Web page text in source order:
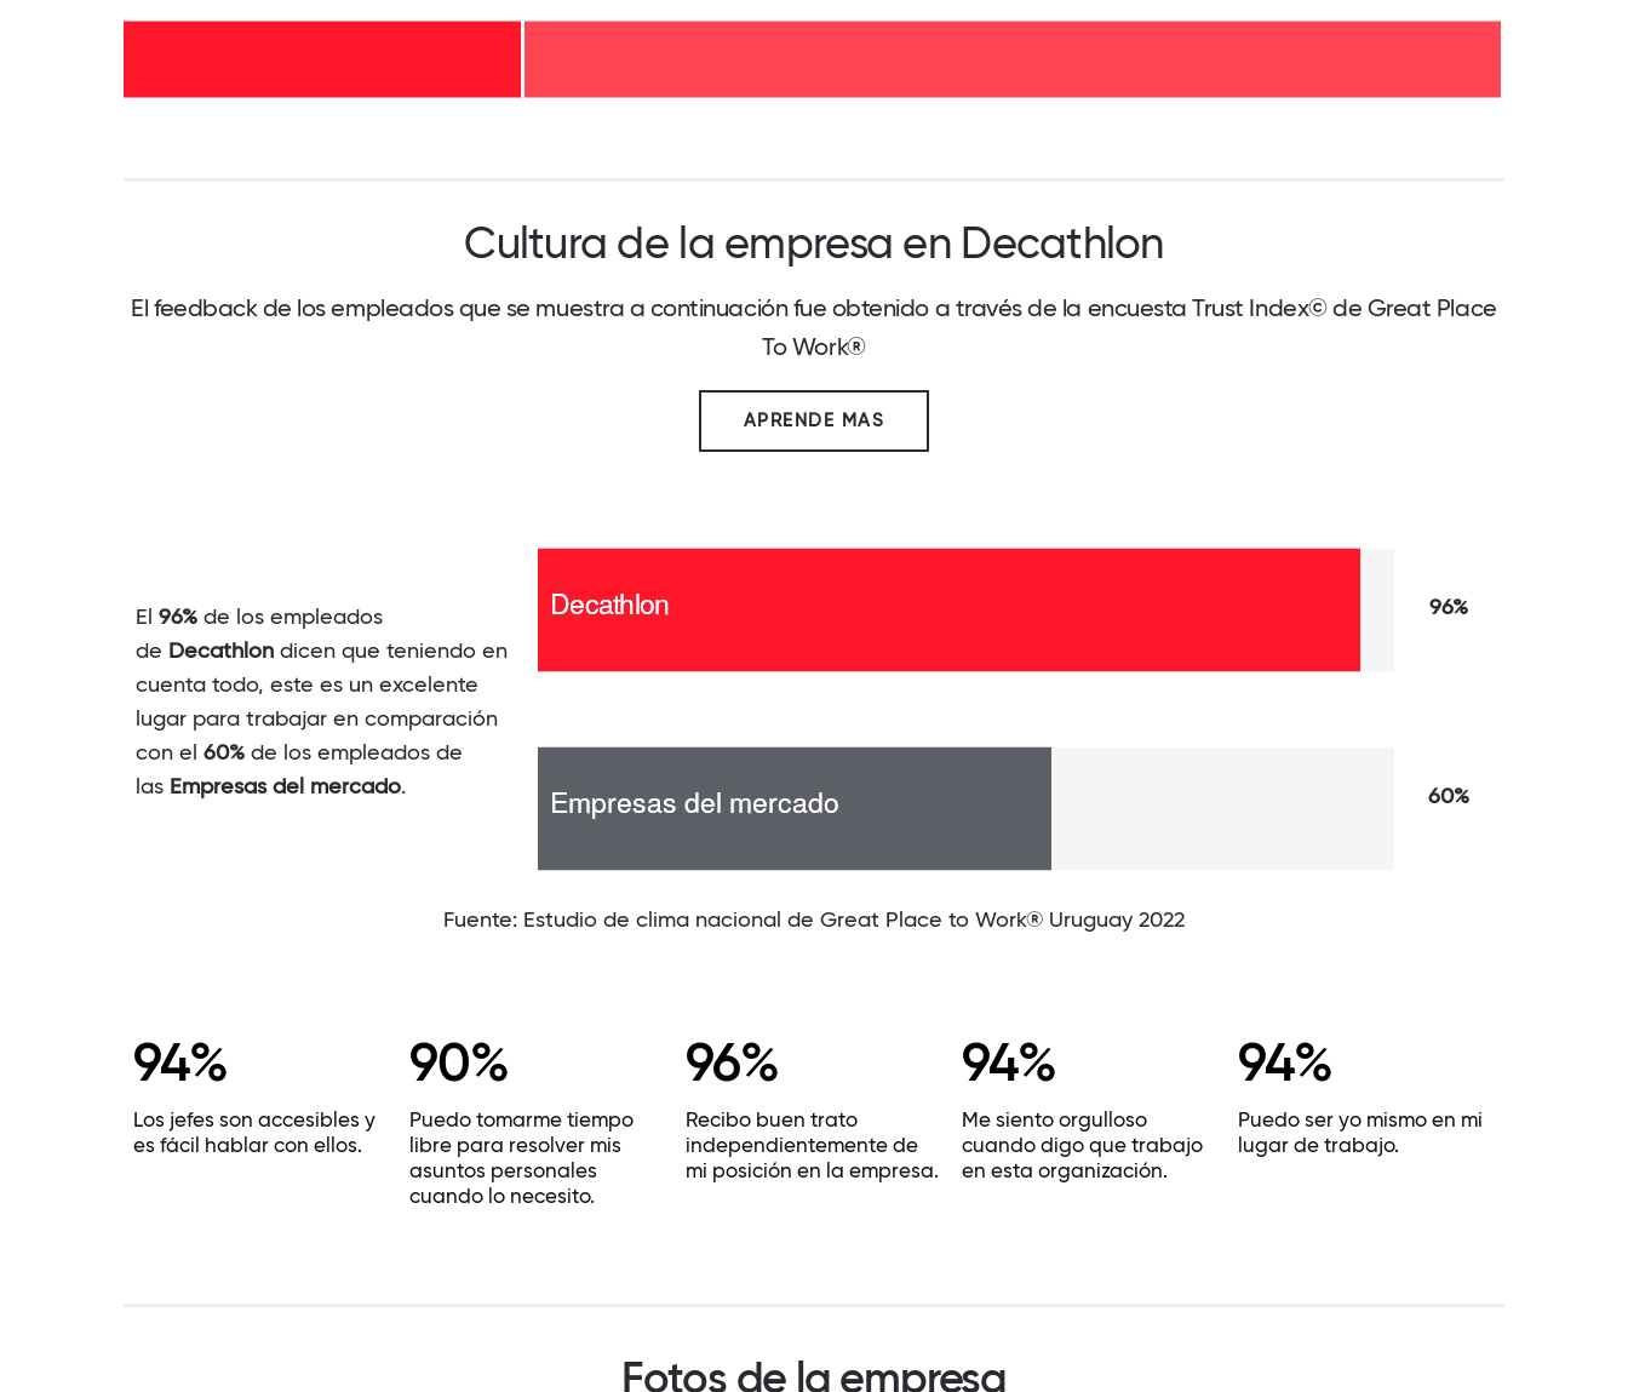
Cultura de la empresa en Decathlon
El feedback de los empleados que se muestra a continuación fue obtenido a través de la encuesta Trust Index© de Great Place
To Work®
APRENDE MAS
El 96% de los empleados
de Decathlon dicen que teniendo en
cuenta todo, este es un excelente
lugar para trabajar en comparación
con el 60% de los empleados de
las Empresas del mercado.
96%
60%
Fuente: Estudio de clima nacional de Great Place to Work® Uruguay 2022
94%
Los jefes son accesibles y
es fácil hablar con ellos.
90%
Puedo tomarme tiempo
libre para resolver mis
asuntos personales
cuando lo necesito.
96%
Recibo buen trato
independientemente de
mi posición en la empresa.
94%
Me siento orgulloso
cuando digo que trabajo
en esta organización.
94%
Puedo ser yo mismo en mi
lugar de trabajo.
Fotos de la empresa